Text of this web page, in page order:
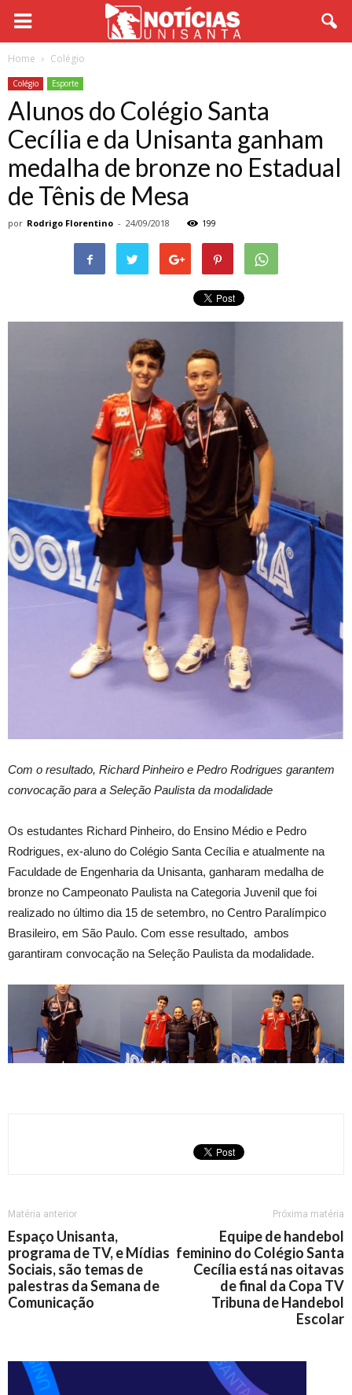
Home Colégio
Colégio Esporte
Alunos do Colégio Santa
Cecília e da Unisanta ganham
medalha de bronze no Estadual
de Tênis de Mesa
por Rodrigo Florentino - 24/09/2018 199
Com o resultado, Richard Pinheiro e Pedro Rodrigues garantem
convocação para a Seleção Paulista da modalidade
Os estudantes Richard Pinheiro, do Ensino Médio e Pedro
Rodrigues, ex-aluno do Colégio Santa Cecília e atualmente na
Faculdade de Engenharia da Unisanta, ganharam medalha de
bronze no Campeonato Paulista na Categoria Juvenil que foi
realizado no último dia 15 de setembro, no Centro Paralímpico
Brasileiro, em São Paulo. Com esse resultado, ambos
garantiram convocação na Seleção Paulista da modalidade.
Matéria anterior
Espaço Unisanta,
programa de TV, e Mídias
Sociais, são temas de
palestras da Semana de
Comunicação
Próxima matéria
Equipe de handebol
feminino do Colégio Santa
Cecília está nas oitavas
de final da Copa TV
Tribuna de Handebol
Escolar